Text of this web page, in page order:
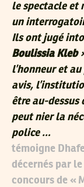
le spectacle et
un
Ils ont jugé
Boulissia Kleb
l’honneur et
avis,
être au-dessus
peut nier la
police …
témoigne
décernés par
concours de «